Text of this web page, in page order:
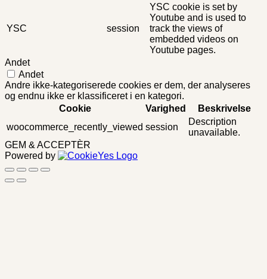
YSC session
YSC cookie is set by
Youtube and is used to
track the views of
embedded videos on
Youtube pages.
Andet
Andet
Andre ikke-kategoriserede cookies er dem, der analyseres
og endnu ikke er klassificeret i en kategori.
Cookie
Varighed
Beskrivelse
woocommerce_recently_viewed session
Description
unavailable.
GEM & ACCEPTÈR
Powered by